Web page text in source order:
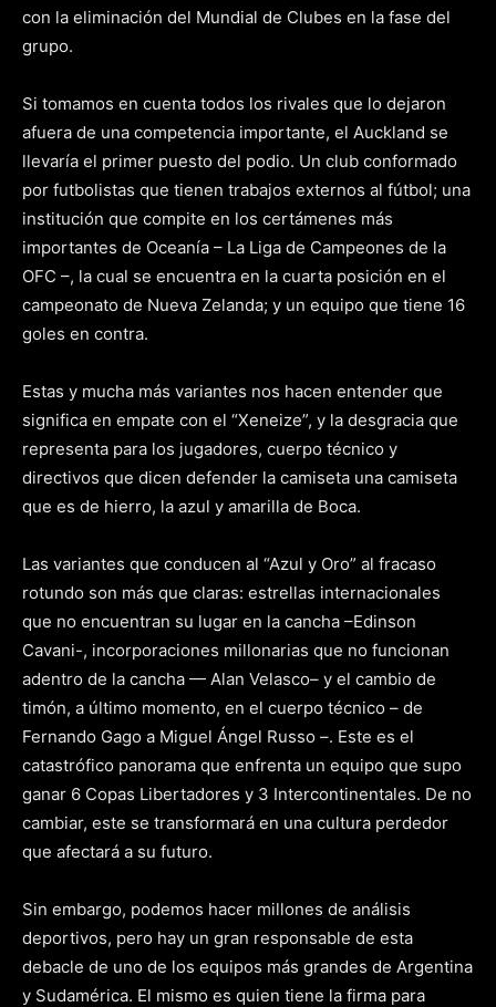
con la eliminación del Mundial de Clubes en la fase del
grupo.
Si tomamos en cuenta todos los rivales que lo dejaron
afuera de una competencia importante, el Auckland se
llevaría el primer puesto del podio. Un club conformado
por futbolistas que tienen trabajos externos al fútbol; una
institución que compite en los certámenes más
importantes de Oceanía – La Liga de Campeones de la
OFC –, la cual se encuentra en la cuarta posición en el
campeonato de Nueva Zelanda; y un equipo que tiene 16
goles en contra.
Estas y mucha más variantes nos hacen entender que
significa en empate con el “Xeneize”, y la desgracia que
representa para los jugadores, cuerpo técnico y
directivos que dicen defender la camiseta una camiseta
que es de hierro, la azul y amarilla de Boca.
Las variantes que conducen al “Azul y Oro” al fracaso
rotundo son más que claras: estrellas internacionales
que no encuentran su lugar en la cancha –Edinson
Cavani-, incorporaciones millonarias que no funcionan
adentro de la cancha — Alan Velasco– y el cambio de
timón, a último momento, en el cuerpo técnico – de
Fernando Gago a Miguel Ángel Russo –. Este es el
catastrófico panorama que enfrenta un equipo que supo
ganar 6 Copas Libertadores y 3 Intercontinentales. De no
cambiar, este se transformará en una cultura perdedor
que afectará a su futuro.
Sin embargo, podemos hacer millones de análisis
deportivos, pero hay un gran responsable de esta
debacle de uno de los equipos más grandes de Argentina
y Sudamérica. El mismo es quien tiene la firma para